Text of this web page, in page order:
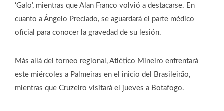
‘Galo’, mientras que Alan Franco volvió a destacarse. En
cuanto a Ángelo Preciado, se aguardará el parte médico
oficial para conocer la gravedad de su lesión.
Más allá del torneo regional, Atlético Mineiro enfrentará
este miércoles a Palmeiras en el inicio del Brasileirão,
mientras que Cruzeiro visitará el jueves a Botafogo.